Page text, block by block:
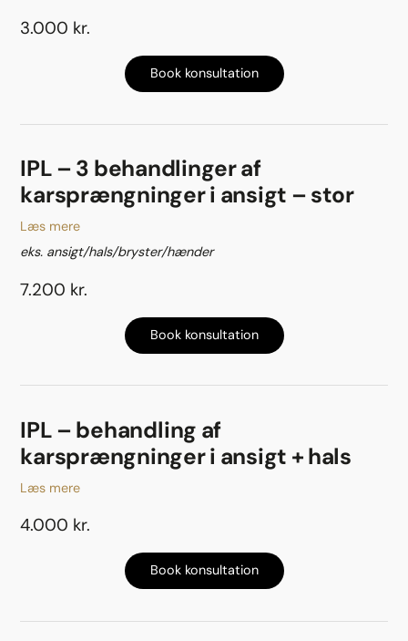
3.000 kr.
Book konsultation
IPL – 3 behandlinger af
karsprængninger i ansigt – stor
Læs mere
eks. ansigt/hals/bryster/hænder
7.200 kr.
Book konsultation
IPL – behandling af
karsprængninger i ansigt + hals
Læs mere
4.000 kr.
Book konsultation